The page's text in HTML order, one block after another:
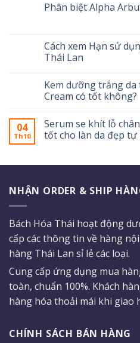
Phân biệt Alpha
Cách xem Hạn sử
Thái Lan
Kem dưỡng trắng da
Cream có tốt không?
04
Th10
Serum se khít lỗ
tốt cho làn da đẹp tự
NHẬN ORDER & SHIP
Bách Hóa Thái hoạt động
cấp các thông tin về hàng
hàng Thái Lan sỉ lẻ các loại.
Cung cấp ứng dụng mua
toàn, chuẩn 100%. Khách
hàng hóa thoải mái khi giao
CHÍNH SÁCH BÁN HÀNG